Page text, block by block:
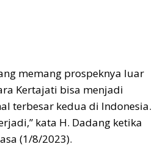
memang prospeknya luar
Kertajati bisa menjadi
terbesar kedua di Indonesia.
kata H. Dadang ketika
(1/8/2023).